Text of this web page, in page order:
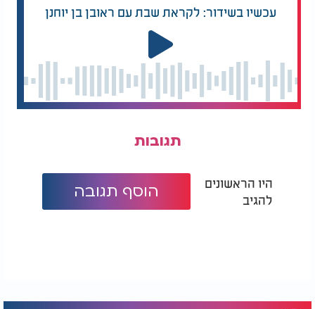
עכשיו בשידור: לקראת שבת עם ראובן בן יוחנן
תגובות
היו הראשונים
להגיב
הוסף תגובה